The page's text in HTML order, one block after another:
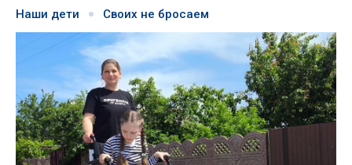
Наши дети Своих не бросаем